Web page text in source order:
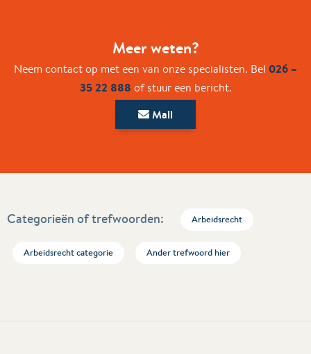
Meer weten?
Neem contact op met een van onze specialisten. Bel 026 –
35 22 888 of stuur een bericht.
Mail
Categorieën of trefwoorden: Arbeidsrecht
Arbeidsrecht categorie Ander trefwoord hier